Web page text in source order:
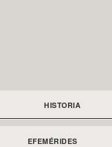
HISTORIA
EFEMÉRIDES